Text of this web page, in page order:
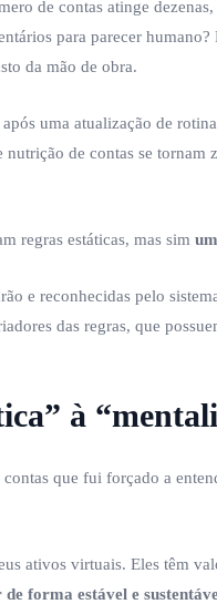
de contas atinge
para parecer
da mão de obra.
uma atualização de
nutrição de contas se
regras estáticas, mas sim
e reconhecidas pelo
das regras, que
à
que fui forçado a
ativos virtuais. Eles têm
forma estável e